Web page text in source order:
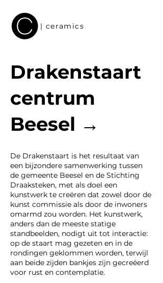
| ceramics
Drakenstaart
centrum
Beesel →
De Drakenstaart is het resultaat van
een bijzondere samenwerking tussen
de gemeente Beesel en de Stichting
Draaksteken, met als doel een
kunstwerk te creëren dat zowel door de
kunst commissie als door de inwoners
omarmd zou worden. Het kunstwerk,
anders dan de meeste statige
standbeelden, nodigt uit tot interactie:
op de staart mag gezeten en in de
rondingen geklommen worden, terwijl
aan beide zijden bankjes zijn gecreëerd
voor rust en contemplatie.